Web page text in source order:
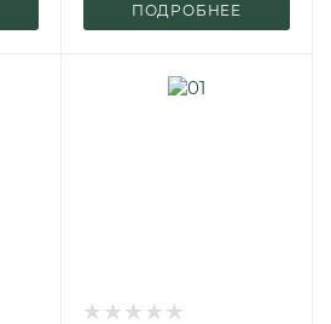
ПОДРОБНЕЕ